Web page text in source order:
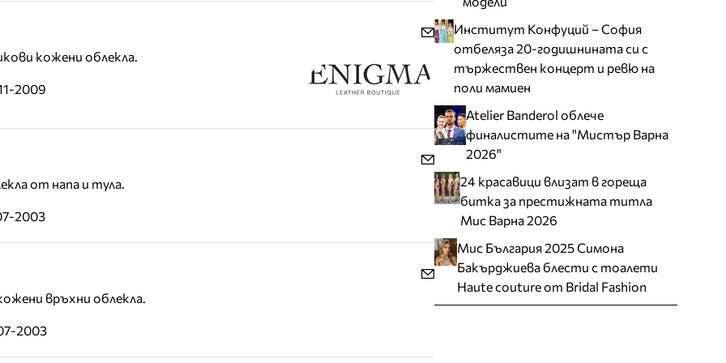
кожени облекла.
2009
от напа и тула.
2003
връхни облекла.
2003
Институт Конфуций – София
отбеляза 20-годишнината си с
тържествен концерт и ревю на
поли мамиен
Atelier Banderol облече
финалистите на "Мистър Варна
2026"
24 красавици влизат в гореща
битка за престижната титла
Мис Варна 2026
Мис България 2025 Симона
Бакърджиева блести с тоалети
Haute couture от Bridal Fashion